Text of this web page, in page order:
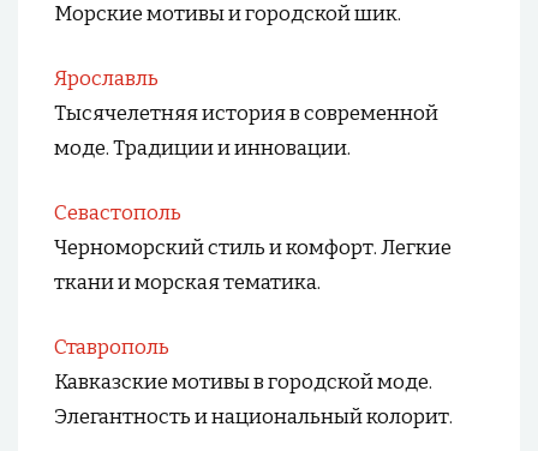
Морские мотивы и городской шик.
Ярославль
Тысячелетняя история в современной
моде. Традиции и инновации.
Севастополь
Черноморский стиль и комфорт. Легкие
ткани и морская тематика.
Ставрополь
Кавказские мотивы в городской моде.
Элегантность и национальный колорит.